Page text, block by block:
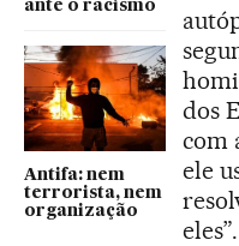
ante o racismo
Antifa: nem
terrorista, nem
organização
dos
com
ele
eles”.